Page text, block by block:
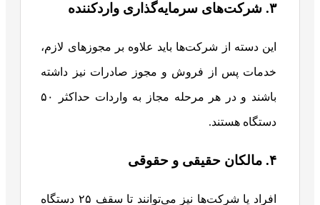
۳. شرکت‌های سرمایه‌گذاری واردکننده
این دسته از شرکت‌ها باید علاوه بر مجوزهای لازم،
خدمات پس از فروش و مجوز صادرات نیز داشته
باشند و در هر مرحله مجاز به واردات حداکثر ۵۰
دستگاه هستند.
۴. مالکان حقیقی و حقوقی
افراد یا شرکت‌ها نیز می‌توانند تا سقف ۲۵ دستگاه